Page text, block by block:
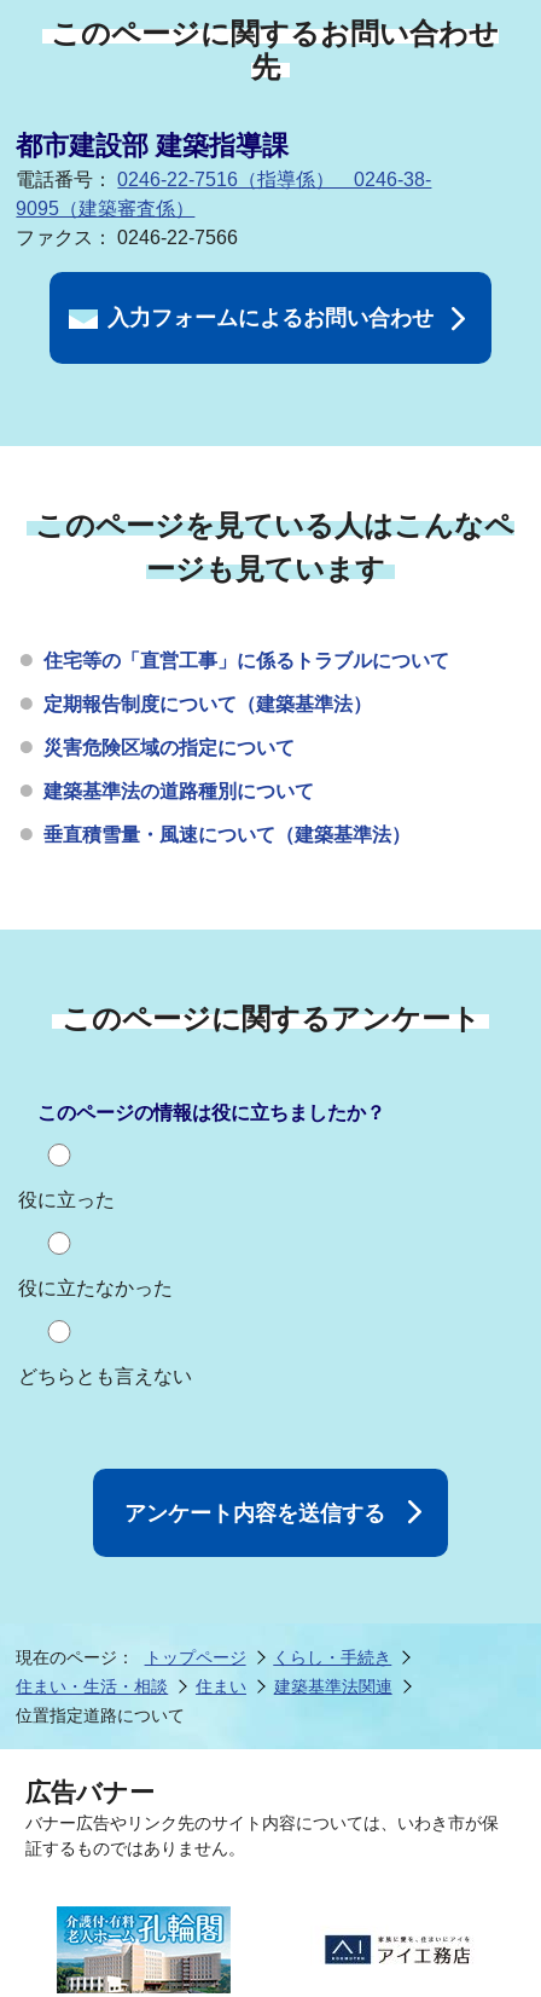
このページに関するお問い合わせ
先
都市建設部 建築指導課
電話番号：0246-22-7516（指導係） 0246-38-
9095（建築審査係）
ファクス： 0246-22-7566
入力フォームによるお問い合わせ
このページを見ている人はこんなペ
ージも見ています
住宅等の「直営工事」に係るトラブルについて
定期報告制度について（建築基準法）
災害危険区域の指定について
建築基準法の道路種別について
垂直積雪量・風速について（建築基準法）
このページに関するアンケート
このページの情報は役に立ちましたか？
役に立った
役に立たなかった
どちらとも言えない
現在のページ： トップページ
くらし・手続き
住まい・生活・相談
住まい
建築基準法関連
位置指定道路について
広告バナー
バナー広告やリンク先のサイト内容については、いわき市が保
証するものではありません。